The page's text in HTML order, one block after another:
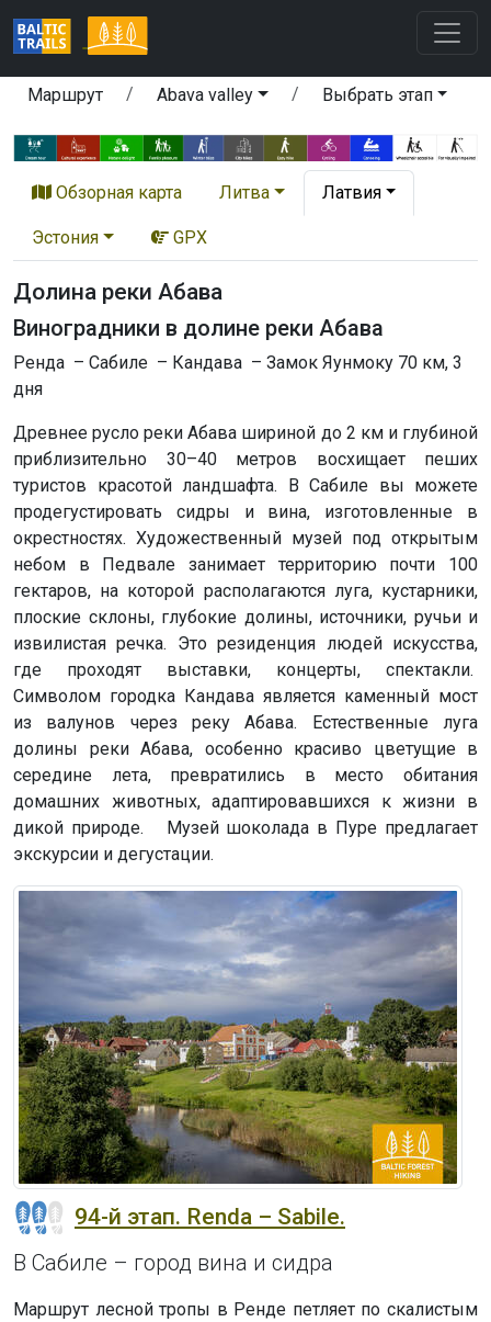
Маршрут Abava valley Выбрать этап
Обзорная карта Литва Латвия
Эстония GPX
Долина реки Абава
Виноградники в долине реки Абава
Ренда – Сабиле – Кандава – Замок Яунмоку 70 км, 3
дня
Древнее русло реки Абава шириной до 2 км и глубиной
приблизительно 30–40 метров восхищает пеших
туристов красотой ландшафта. В Сабиле вы можете
продегустировать сидры и вина, изготовленные в
окрестностях. Художественный музей под открытым
небом в Педвале занимает территорию почти 100
гектаров, на которой располагаются луга, кустарники,
плоские склоны, глубокие долины, источники, ручьи и
извилистая речка. Это резиденция людей искусства,
где проходят выставки, концерты, спектакли.
Символом городка Кандава является каменный мост
из валунов через реку Абава. Естественные луга
долины реки Абава, особенно красиво цветущие в
середине лета, превратились в место обитания
домашних животных, адаптировавшихся к жизни в
дикой природе. Музей шоколада в Пуре предлагает
экскурсии и дегустации.
94-й этап. Renda – Sabile.
В Сабиле – город вина и сидра
Маршрут лесной тропы в Ренде петляет по скалистым